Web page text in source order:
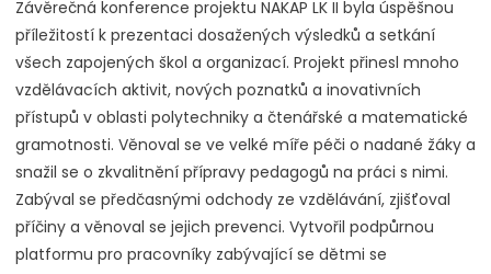
Závěrečná konference projektu NAKAP LK II byla úspěšnou
příležitostí k prezentaci dosažených výsledků a setkání
všech zapojených škol a organizací. Projekt přinesl mnoho
vzdělávacích aktivit, nových poznatků a inovativních
přístupů v oblasti polytechniky a čtenářské a matematické
gramotnosti. Věnoval se ve velké míře péči o nadané žáky a
snažil se o zkvalitnění přípravy pedagogů na práci s nimi.
Zabýval se předčasnými odchody ze vzdělávání, zjišťoval
příčiny a věnoval se jejich prevenci. Vytvořil podpůrnou
platformu pro pracovníky zabývající se dětmi se